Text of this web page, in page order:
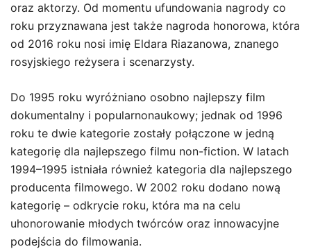
oraz aktorzy. Od momentu ufundowania nagrody co
roku przyznawana jest także nagroda honorowa, która
od 2016 roku nosi imię Eldara Riazanowa, znanego
rosyjskiego reżysera i scenarzysty.
Do 1995 roku wyróżniano osobno najlepszy film
dokumentalny i popularnonaukowy; jednak od 1996
roku te dwie kategorie zostały połączone w jedną
kategorię dla najlepszego filmu non-fiction. W latach
1994–1995 istniała również kategoria dla najlepszego
producenta filmowego. W 2002 roku dodano nową
kategorię – odkrycie roku, która ma na celu
uhonorowanie młodych twórców oraz innowacyjne
podejścia do filmowania.